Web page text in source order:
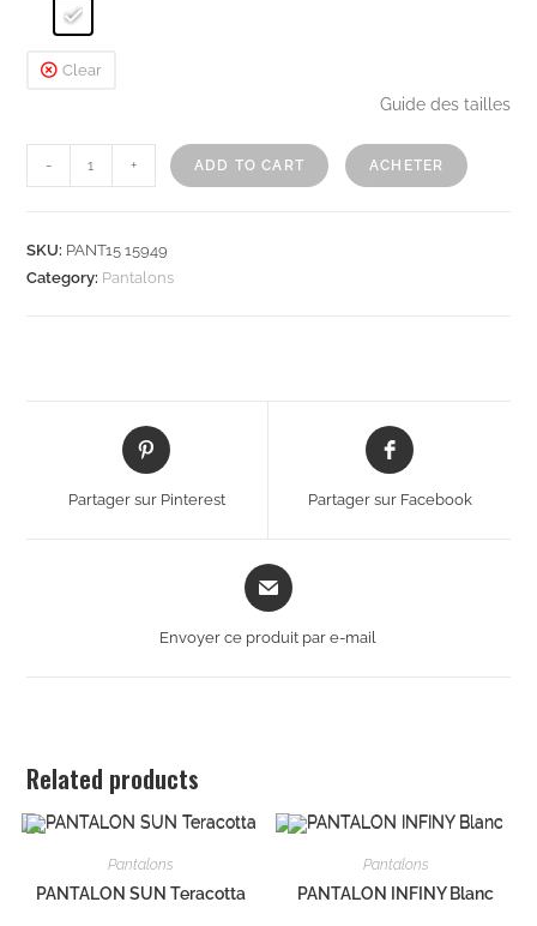
Clear
Guide des tailles
- + ADD TO CART ACHETER
SKU: PANT15 15949
Category: Pantalons
Partager sur Pinterest Partager sur Facebook
Envoyer ce produit par e-mail
Related products
Pantalons
PANTALON SUN Teracotta
Pantalons
PANTALON INFINY Blanc